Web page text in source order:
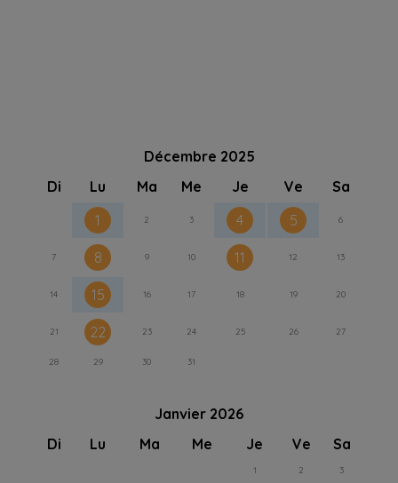
Décembre 2025
Di
Lu Ma Me Je Ve
Sa
1
2 3 4 5 6
7 8 9 10 11 12 13
14 15 16 17 18 19 20
21 22 23 24 25 26 27
28 29 30 31
Janvier 2026
Di
Lu Ma Me Je Ve Sa
1 2 3